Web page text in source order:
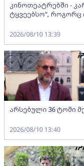
კინოთეატრებში -
ტყვეებსო“,
2026/08/10 13:39
არსებული 36 ტომი
2026/08/10 13:40